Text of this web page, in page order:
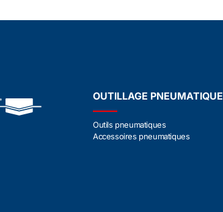
OUTILLAGE PNEUMATIQUE
Outils pneumatiques
Accessoires pneumatiques